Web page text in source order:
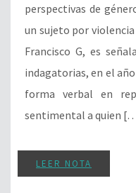
perspectivas de
un sujeto por
Francisco G, es
indagatorias, en el
forma verbal en
sentimental a quien
LEER NOTA